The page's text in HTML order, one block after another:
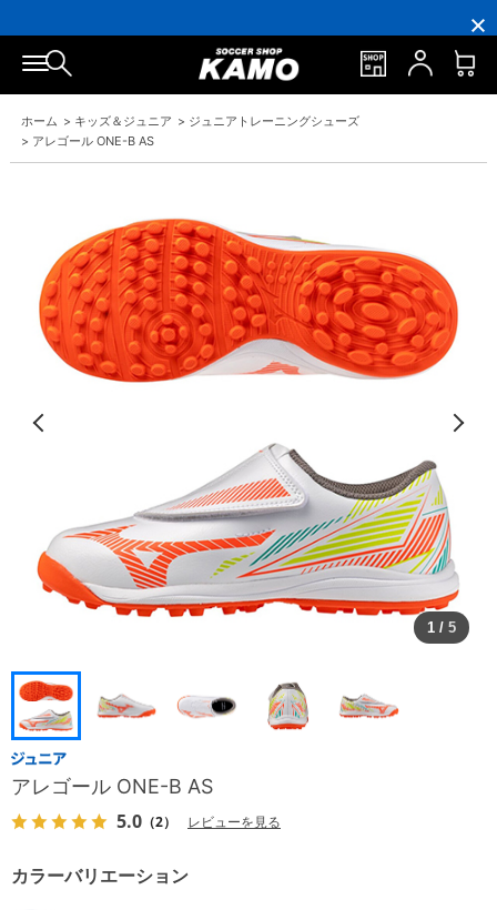
(税
込)
以
で
ュ
ー
ケ
ン
ト！
(税
込)
以
上
で
料
無
ン
ト
還
元
率
プ
レ
ア
の
方
に
は
お
生
月
「10％OFF
レ
ゼ
ン
ト！
(税
込)
以
上
で
ュ
ー
ケ
ン
ト！
(税
込)
以
上
で
料
無
ホーム > キッズ＆ジュニア > ジュニアトレーニングシューズ
> アレゴール ONE-B AS
1 / 5
アレゴール ONE-B AS
5.0 （2） レビューを見る
カラーバリエーション